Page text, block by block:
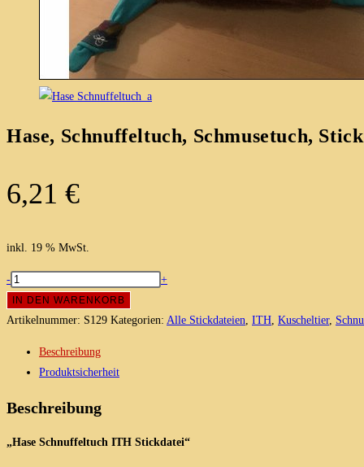
Hase, Schnuffeltuch, Schmusetuch,
6,21 €
inkl. 19 % MwSt.
Hase,
Schnuffeltuch,
Schmusetuch,
(18x30/20x28)
Menge
- +
IN DEN WARENKORB
Artikelnummer: S129 Kategorien: Alle Stickdateien ITH Kuscheltier,
Beschreibung
Produktsicherheit
Beschreibung
„Hase Schnuffeltuch ITH Stickdatei“